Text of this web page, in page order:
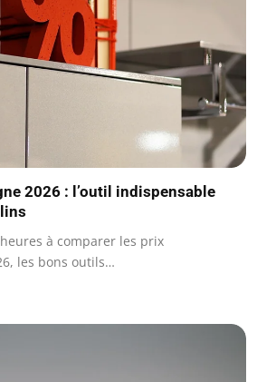
2026 : l’outil indispensable
à comparer les prix
les bons outils…